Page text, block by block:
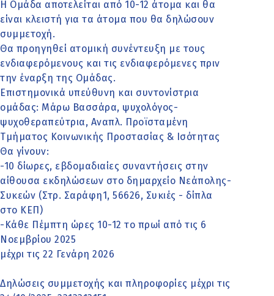
Η Ομάδα αποτελείται από 10-12 άτομα και θα
είναι κλειστή για τα άτομα που θα δηλώσουν
συμμετοχή.
Θα προηγηθεί ατομική συνέντευξη με τους
ενδιαφερόμενους και τις ενδιαφερόμενες πριν
την έναρξη της Ομάδας.
Επιστημονικά υπεύθυνη και συντονίστρια
ομάδας: Μάρω Βασσάρα, ψυχολόγος-
ψυχοθεραπεύτρια, Αναπλ. Προϊσταμένη
Τμήματος Κοινωνικής Προστασίας & Ισότητας
Θα γίνουν:
-10 δίωρες, εβδομαδιαίες συναντήσεις στην
αίθουσα εκδηλώσεων στο δημαρχείο Νεάπολης-
Συκεών (Στρ. Σαράφη1, 56626, Συκιές - δίπλα
στο ΚΕΠ)
-Κάθε Πέμπτη ώρες 10-12 το πρωί από τις 6
Νοεμβρίου 2025
μέχρι τις 22 Γενάρη 2026
Δηλώσεις συμμετοχής και πληροφορίες μέχρι τις